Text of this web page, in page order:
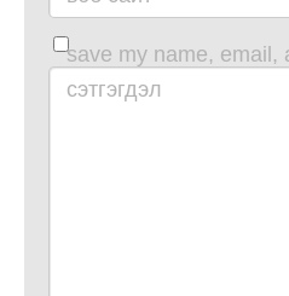
save my name, email,
browser for the next
сэтгэгдэл